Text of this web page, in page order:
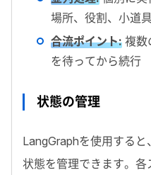
場所、役割、小道
合流ポイント: 複数
を待ってから続行
状態の管理
LangGraphを使用すると
状態を管理できます。